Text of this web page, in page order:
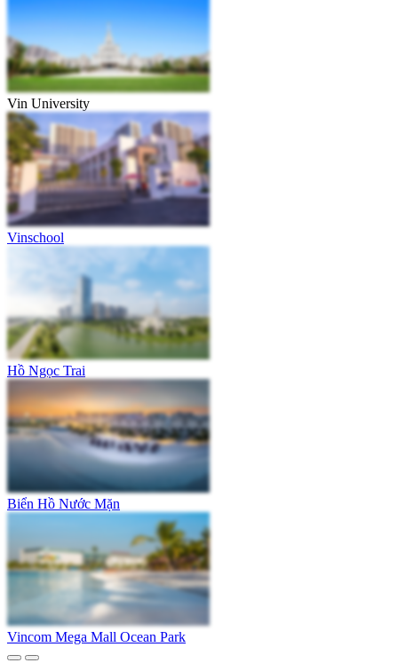
Vin University
Vinschool
Hồ Ngọc Trai
Biển Hồ Nước Mặn
Vincom Mega Mall Ocean Park